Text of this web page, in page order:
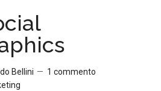
Bellini
1 commento